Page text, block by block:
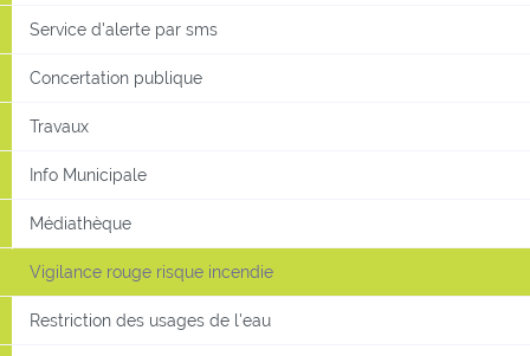
Service d'alerte par sms
Concertation publique
Travaux
Info Municipale
Médiathèque
Vigilance rouge risque incendie
Restriction des usages de l'eau